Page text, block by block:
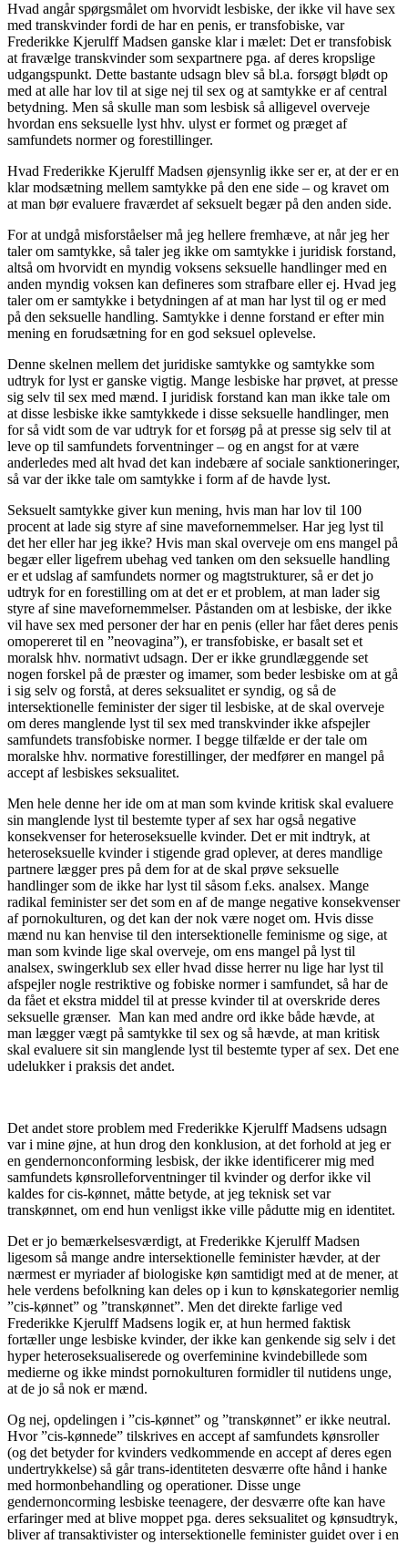
Hvad angår spørgsmålet om hvorvidt lesbiske, der ikke vil have sex
med transkvinder fordi de har en penis, er transfobiske, var
Frederikke Kjerulff Madsen ganske klar i mælet: Det er transfobisk
at fravælge transkvinder som sexpartnere pga. af deres kropslige
udgangspunkt. Dette bastante udsagn blev så bl.a. forsøgt blødt op
med at alle har lov til at sige nej til sex og at samtykke er af central
betydning. Men så skulle man som lesbisk så alligevel overveje
hvordan ens seksuelle lyst hhv. ulyst er formet og præget af
samfundets normer og forestillinger.
Hvad Frederikke Kjerulff Madsen øjensynlig ikke ser er, at der er en
klar modsætning mellem samtykke på den ene side – og kravet om
at man bør evaluere fraværdet af seksuelt begær på den anden side.
For at undgå misforståelser må jeg hellere fremhæve, at når jeg her
taler om samtykke, så taler jeg ikke om samtykke i juridisk forstand,
altså om hvorvidt en myndig voksens seksuelle handlinger med en
anden myndig voksen kan defineres som strafbare eller ej. Hvad jeg
taler om er samtykke i betydningen af at man har lyst til og er med
på den seksuelle handling. Samtykke i denne forstand er efter min
mening en forudsætning for en god seksuel oplevelse.
Denne skelnen mellem det juridiske samtykke og samtykke som
udtryk for lyst er ganske vigtig. Mange lesbiske har prøvet, at presse
sig selv til sex med mænd. I juridisk forstand kan man ikke tale om
at disse lesbiske ikke samtykkede i disse seksuelle handlinger, men
for så vidt som de var udtryk for et forsøg på at presse sig selv til at
leve op til samfundets forventninger – og en angst for at være
anderledes med alt hvad det kan indebære af sociale sanktioneringer,
så var der ikke tale om samtykke i form af de havde lyst.
Seksuelt samtykke giver kun mening, hvis man har lov til 100
procent at lade sig styre af sine mavefornemmelser. Har jeg lyst til
det her eller har jeg ikke? Hvis man skal overveje om ens mangel på
begær eller ligefrem ubehag ved tanken om den seksuelle handling
er et udslag af samfundets normer og magtstrukturer, så er det jo
udtryk for en forestilling om at det er et problem, at man lader sig
styre af sine mavefornemmelser. Påstanden om at lesbiske, der ikke
vil have sex med personer der har en penis (eller har fået deres penis
omopereret til en ”neovagina”), er transfobiske, er basalt set et
moralsk hhv. normativt udsagn. Der er ikke grundlæggende set
nogen forskel på de præster og imamer, som beder lesbiske om at gå
i sig selv og forstå, at deres seksualitet er syndig, og så de
intersektionelle feminister der siger til lesbiske, at de skal overveje
om deres manglende lyst til sex med transkvinder ikke afspejler
samfundets transfobiske normer. I begge tilfælde er der tale om
moralske hhv. normative forestillinger, der medfører en mangel på
accept af lesbiskes seksualitet.
Men hele denne her ide om at man som kvinde kritisk skal evaluere
sin manglende lyst til bestemte typer af sex har også negative
konsekvenser for heteroseksuelle kvinder. Det er mit indtryk, at
heteroseksuelle kvinder i stigende grad oplever, at deres mandlige
partnere lægger pres på dem for at de skal prøve seksuelle
handlinger som de ikke har lyst til såsom f.eks. analsex. Mange
radikal feminister ser det som en af de mange negative konsekvenser
af pornokulturen, og det kan der nok være noget om. Hvis disse
mænd nu kan henvise til den intersektionelle feminisme og sige, at
man som kvinde lige skal overveje, om ens mangel på lyst til
analsex, swingerklub sex eller hvad disse herrer nu lige har lyst til
afspejler nogle restriktive og fobiske normer i samfundet, så har de
da fået et ekstra middel til at presse kvinder til at overskride deres
seksuelle grænser. Man kan med andre ord ikke både hævde, at
man lægger vægt på samtykke til sex og så hævde, at man kritisk
skal evaluere sit sin manglende lyst til bestemte typer af sex. Det ene
udelukker i praksis det andet.
Det andet store problem med Frederikke Kjerulff Madsens udsagn
var i mine øjne, at hun drog den konklusion, at det forhold at jeg er
en gendernonconforming lesbisk, der ikke identificerer mig med
samfundets kønsrolleforventninger til kvinder og derfor ikke vil
kaldes for cis-kønnet, måtte betyde, at jeg teknisk set var
transkønnet, om end hun venligst ikke ville pådutte mig en identitet.
Det er jo bemærkelsesværdigt, at Frederikke Kjerulff Madsen
ligesom så mange andre intersektionelle feminister hævder, at der
nærmest er myriader af biologiske køn samtidigt med at de mener, at
hele verdens befolkning kan deles op i kun to kønskategorier nemlig
”cis-kønnet” og ”transkønnet”. Men det direkte farlige ved
Frederikke Kjerulff Madsens logik er, at hun hermed faktisk
fortæller unge lesbiske kvinder, der ikke kan genkende sig selv i det
hyper heteroseksualiserede og overfeminine kvindebillede som
medierne og ikke mindst pornokulturen formidler til nutidens unge,
at de jo så nok er mænd.
Og nej, opdelingen i ”cis-kønnet” og ”transkønnet” er ikke neutral.
Hvor ”cis-kønnede” tilskrives en accept af samfundets kønsroller
(og det betyder for kvinders vedkommende en accept af deres egen
undertrykkelse) så går trans-identiteten desværre ofte hånd i hanke
med hormonbehandling og operationer. Disse unge
gendernoncorming lesbiske teenagere, der desværre ofte kan have
erfaringer med at blive moppet pga. deres seksualitet og kønsudtryk,
bliver af transaktivister og intersektionelle feminister guidet over i en